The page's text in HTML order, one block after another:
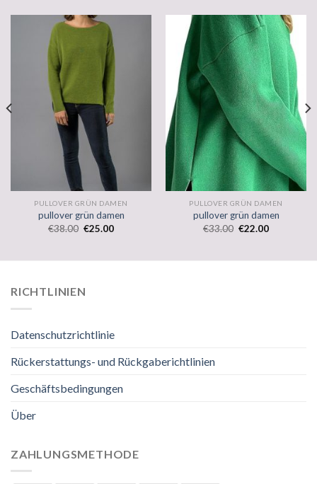
PULLOVER GRÜN DAMEN
pullover grün damen
€38.00 €25.00
PULLOVER GRÜN DAMEN
pullover grün damen
€33.00 €22.00
RICHTLINIEN
Datenschutzrichtlinie
Rückerstattungs- und Rückgaberichtlinien
Geschäftsbedingungen
Über
ZAHLUNGSMETHODE